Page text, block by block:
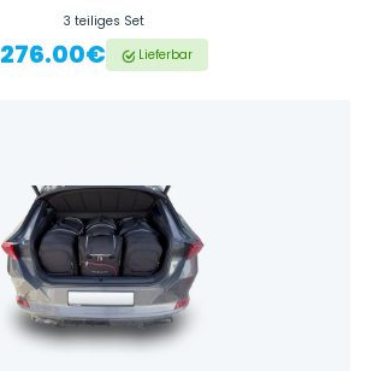
3 teiliges Set
276.00€ Lieferbar